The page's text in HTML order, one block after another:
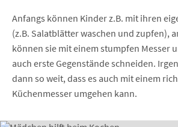
Anfangs können Kinder z.B. mit ihren
(z.B. Salatblätter waschen und zupfen),
können sie mit einem stumpfen Messer
auch erste Gegenstände schneiden.
dann so weit, dass es auch mit einem
Küchenmesser umgehen kann.